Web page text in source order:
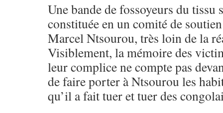
Une bande de fossoyeurs du tissu
constituée en un comité de
Marcel Ntsourou, très loin de la
Visiblement, la mémoire des
leur complice ne compte pas
de faire porter à Ntsourou les
qu’il a fait tuer et tuer des